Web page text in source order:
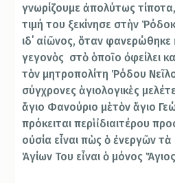
γνωρίζουμε ἀπολύτως
τιμή του ξεκίνησε στὴν
ιδ΄ αἰῶνος, ὅταν φανερώθηκε
γεγονὸς στὸ ὁποῖο ὀφείλει
τὸν μητροπολίτη Ῥόδου
σύγχρονες ἁγιολογικὲς
ἅγιο Φανούριο μὲτὸν ἅγιο
πρόκειται περὶἰδιαιτέρου
οὐσία εἶναι πὼς ὁ ἐνεργῶν
Ἁγίων Του εἶναι ὁ μόνος